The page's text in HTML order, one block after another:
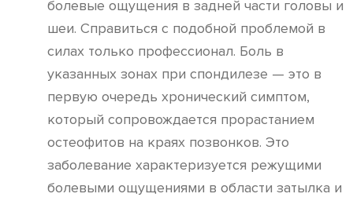
болевые ощущения в задней части головы и
шеи. Справиться с подобной проблемой в
силах только профессионал. Боль в
указанных зонах при спондилезе — это в
первую очередь хронический симптом,
который сопровождается прорастанием
остеофитов на краях позвонков. Это
заболевание характеризуется режущими
болевыми ощущениями в области затылка и